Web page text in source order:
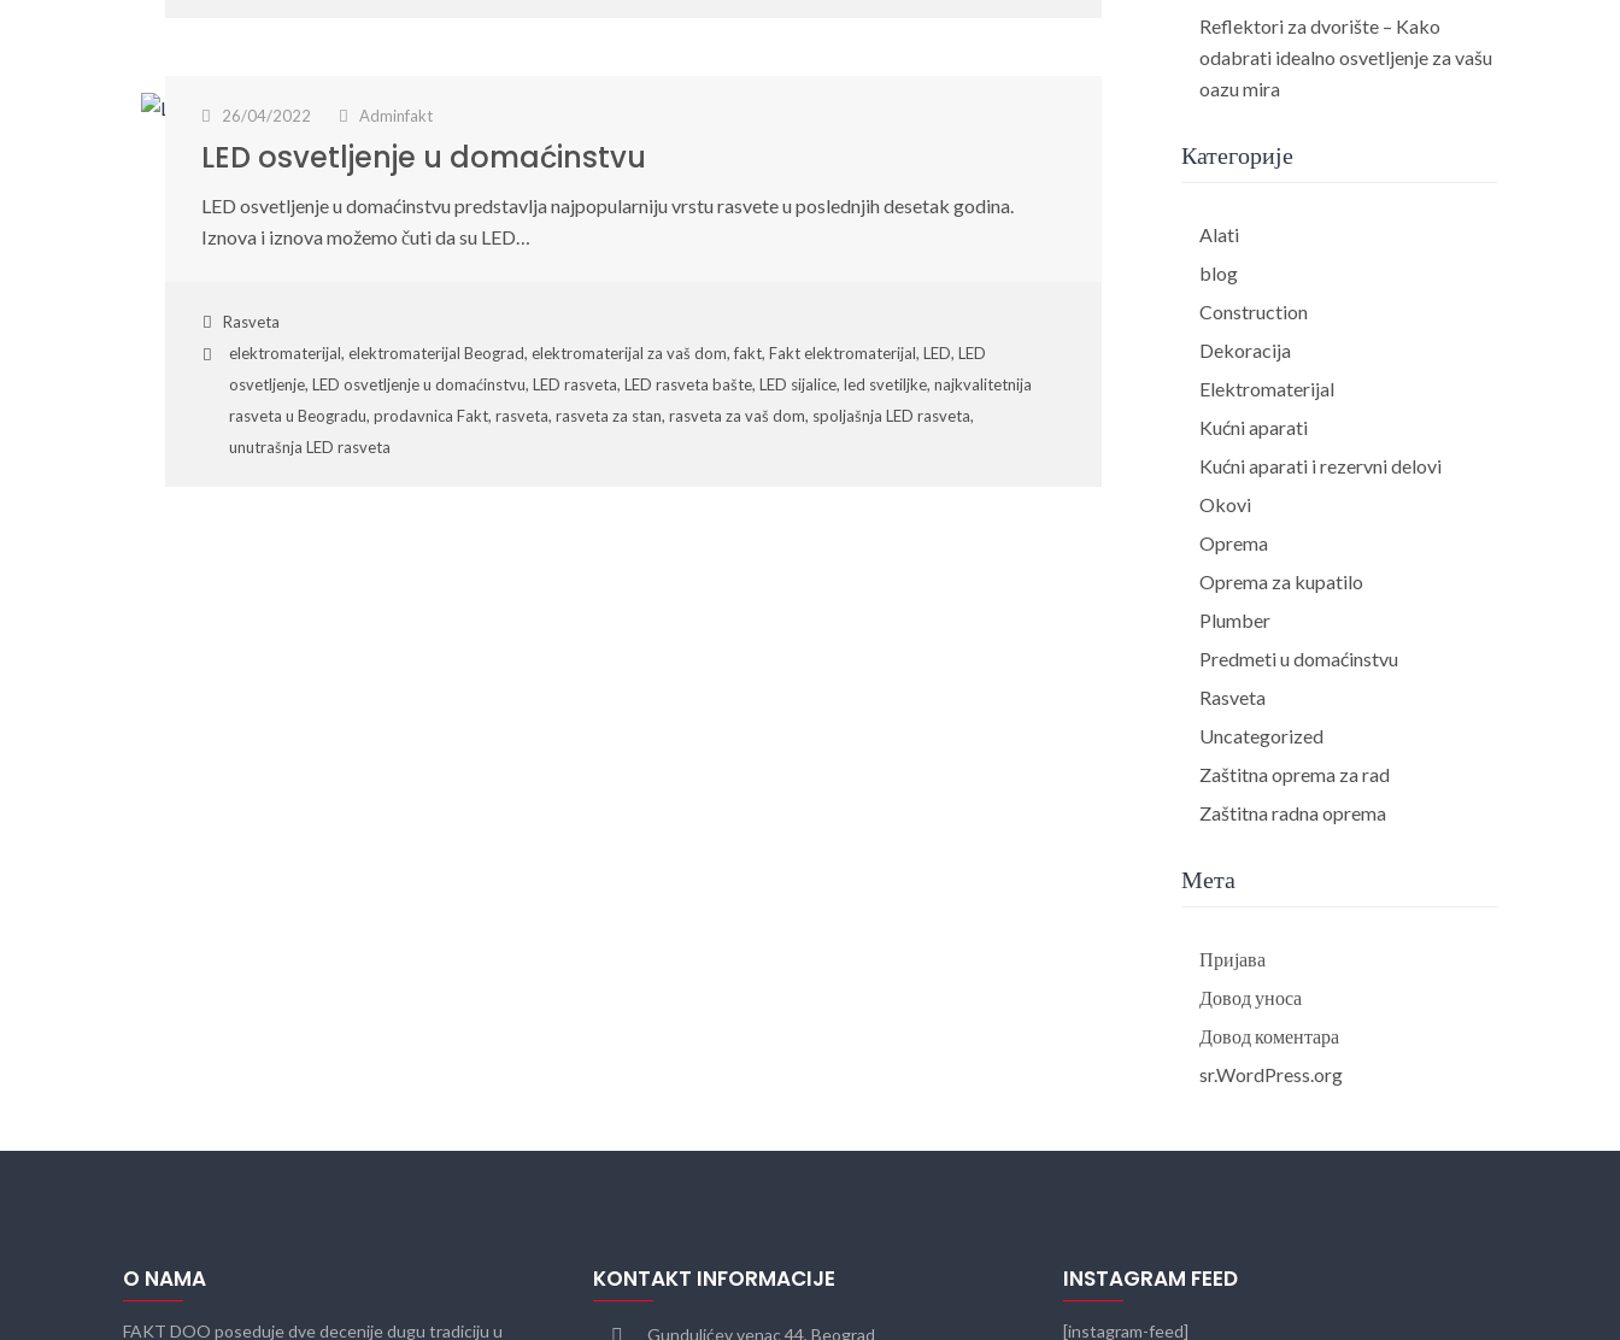
26/04/2022 Adminfakt
LED osvetljenje u domaćinstvu
LED osvetljenje u domaćinstvu predstavlja najpopularniju vrstu rasvete u poslednjih desetak godina.
Iznova i iznova možemo čuti da su LED…
Rasveta
elektromaterijal,elektromaterijal Beograd,elektromaterijal za vaš dom,fakt,Fakt elektromaterijal,LED,LED
osvetljenje,LED osvetljenje u domaćinstvu,LED rasveta,LED rasveta bašte,LED sijalice,led svetiljke,najkvalitetnija
rasveta u Beogradu,prodavnica Fakt,rasveta,rasveta za stan,rasveta za vaš dom, spoljašnja LED rasveta,
unutrašnja LED rasveta
Reflektori za dvorište – Kako
odabrati idealno osvetljenje za vašu
oazu mira
Категорије
Alati
blog
Construction
Dekoracija
Elektromaterijal
Kućni aparati
Kućni aparati i rezervni delovi
Okovi
Oprema
Oprema za kupatilo
Plumber
Predmeti u domaćinstvu
Rasveta
Uncategorized
Zaštitna oprema za rad
Zaštitna radna oprema
Мета
Пријава
Довод уноса
Довод коментара
sr.WordPress.org
O NAMA
FAKT DOO poseduje dve decenije dugu tradiciju u
KONTAKT INFORMACIJE
Gundulićev venac 44, Beograd
INSTAGRAM FEED
[instagram-feed]